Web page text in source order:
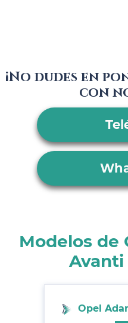
¡No dudes en
con
Modelos de
Opel